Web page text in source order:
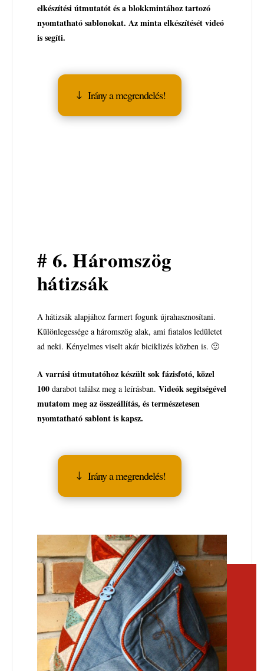
elkészítési útmutatót és a blokkmintához tartozó
nyomtatható sablonokat. Az minta elkészítését videó
is segíti.
Irány a megrendelés!
# 6. Háromszög
hátizsák
A hátizsák alapjához farmert fogunk újrahasznosítani.
Különlegessége a háromszög alak, ami fiatalos ledületet
ad neki. Kényelmes viselt akár biciklizés közben is. 🙂
A varrási útmutatóhoz készült sok fázisfotó, közel
100darabot találsz meg a leírásban. Videók segítségével
mutatom meg az összeállítás, és természetesen
nyomtatható sablont is kapsz.
Irány a megrendelés!